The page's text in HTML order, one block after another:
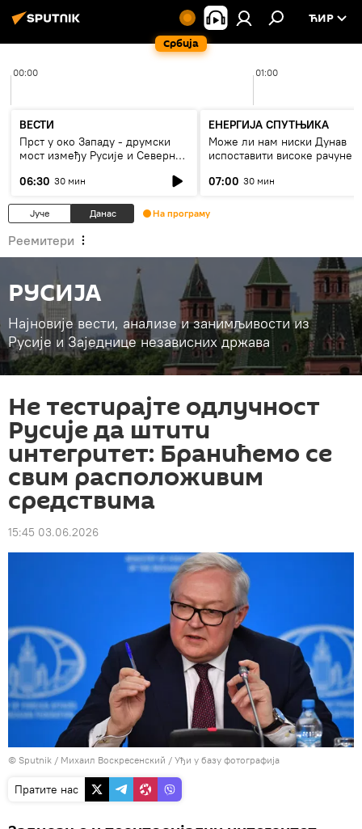
Србија
ЋИР
00:00 01:00
ВЕСТИ
Прст у око Западу - друмски
мост између Русије и Северне
06:30 30 мин
ЕНЕРГИЈА СПУТЊИКА
Може ли нам ниски Дунав
испоставити високе рачуне
07:00 30 мин
Јуче Данас На програму
Реемитери
РУСИЈА
Најновије вести, анализе и занимљивости из
Русије и Заједнице независних држава
Не тестирајте одлучност
Русије да штити
интегритет: Бранићемо се
свим расположивим
средствима
15:45 03.06.2026
© Sputnik / Михаил Воскресенский / Уђи у базу фотографија
Пратите нас